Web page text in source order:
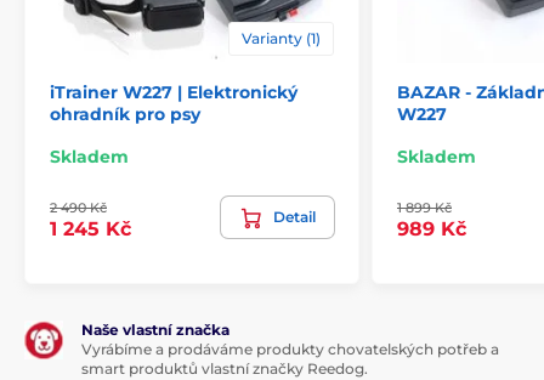
Varianty (1)
iTrainer W227 | Elektronický
ohradník pro psy
Skladem
2 490 Kč
1 245 Kč
Detail
BAZAR -
W227
Skladem
1 899 Kč
989 Kč
Naše vlastní značka
Vyrábíme a prodáváme produkty chovatelských potřeb a
smart produktů vlastní značky Reedog.